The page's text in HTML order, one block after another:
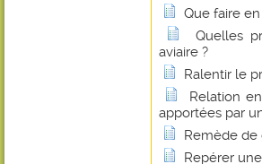
Que faire
Quelles
aviaire ?
Ralentir le
Relation
apportées par
Remède de
Repérer